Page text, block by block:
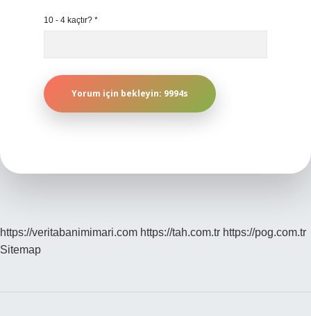
10 - 4 kaçtır? *
https://veritabanimimari.com https://tah.com.tr https://pog.com.tr
Sitemap